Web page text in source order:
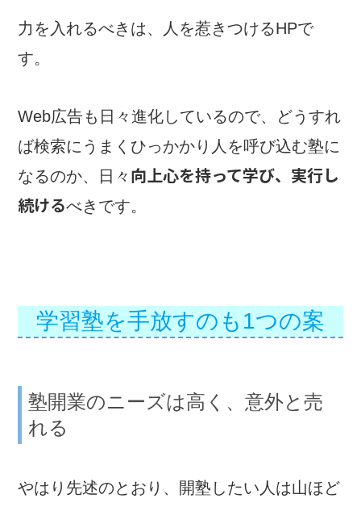
力を入れるべきは、人を惹きつけるHPで
す。
Web広告も日々進化しているので、どうすれ
ば検索にうまくひっかかり人を呼び込む塾に
なるのか、日々 向上心を持って学び、実行し
続けるべきです。
学習塾を手放すのも1つの案
塾開業のニーズは高く、意外と売
れる
やはり先述のとおり、開塾したい人は山ほど